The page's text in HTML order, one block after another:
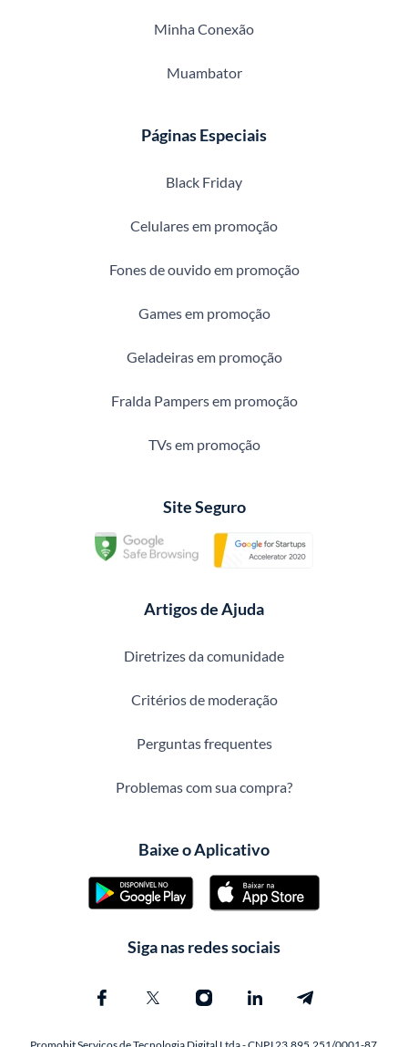
Minha Conexão
Muambator
Páginas Especiais
Black Friday
Celulares em promoção
Fones de ouvido em promoção
Games em promoção
Geladeiras em promoção
Fralda Pampers em promoção
TVs em promoção
Site Seguro
Artigos de Ajuda
Diretrizes da comunidade
Critérios de moderação
Perguntas frequentes
Problemas com sua compra?
Baixe o Aplicativo
Siga nas redes sociais